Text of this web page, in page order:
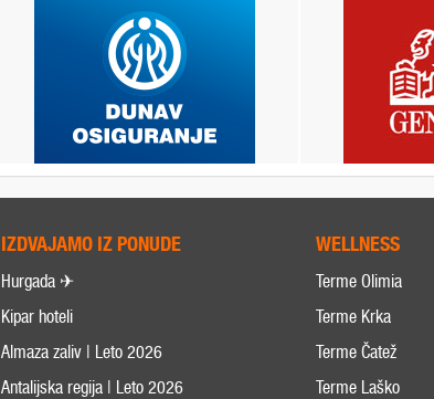
IZDVAJAMO IZ PONUDE
Hurgada ✈
Kipar hoteli
Almaza zaliv | Leto 2026
Antalijska regija | Leto 2026
WELLNESS
Terme Olimia
Terme Krka
Terme Čatež
Terme Laško